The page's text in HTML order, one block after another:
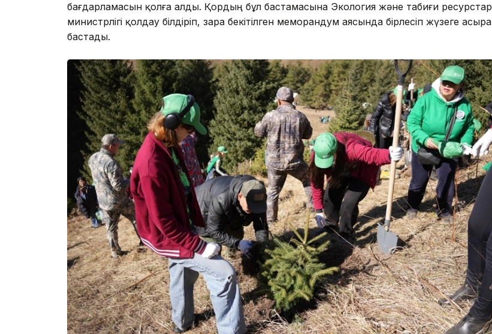
бағдарламасын қолға алды. Қордың бұл бастамасына Экология және табиғи ресурстар
министрлігі қолдау білдіріп, өзара бекітілген меморандум аясында бірлесіп жүзеге асыра
бастады.